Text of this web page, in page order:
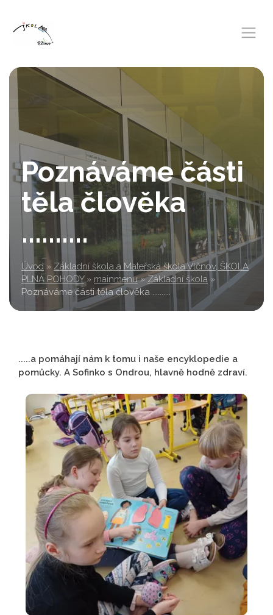
Poznáváme části
těla člověka
..........
Úvod » Základní škola a Mateřská škola Vlčnov, ŠKOLA
PLNÁ POHODY » mainmenu » Základní škola »
Poznáváme části těla člověka ..........
.....a pomáhají nám k tomu i naše encyklopedie a
pomůcky. A Sofinko s Ondrou, hlavně hodně zdraví.